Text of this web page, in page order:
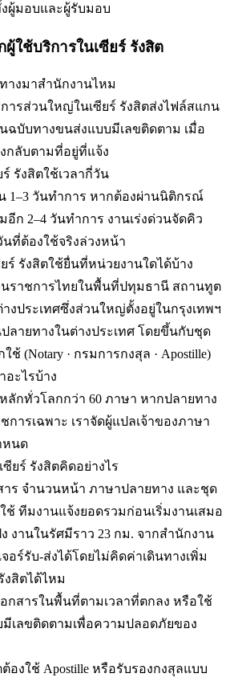
ผู้มอบและผู้รับมอบ
ใช้บริการในเซียร์ รังสิต
างมาสำนักงานไหม
ารส่วนใหญ่ในเซียร์ รังสิตส่งไฟล์สแกน
ฉบับทางขนส่งแบบมีเลขติดตาม เมื่อ
งกลับตามที่อยู่ที่แจ้ง
รังสิตใช้เวลากี่วัน
1–3 วันทำการ หากต้องผ่านนิติกรณ์
อีก 2–4 วันทำการ งานเร่งด่วนจัดคิว
นที่ต้องใช้จริงล่วงหน้า
ร์ รังสิตใช้ยื่นที่หน่วยงานใดได้บ้าง
ราชการไทยในพื้นที่ปทุมธานี สถานทูต
งประเทศซึ่งส่วนใหญ่ตั้งอยู่ในกรุงเทพฯ
ลายทางในต่างประเทศ โดยขึ้นกับชุด
ช้ (Notary · กรมการกงสุล · Apostille)
อะไรบ้าง
กทั่วโลกกว่า 60 ภาษา หากปลายทาง
การเฉพาะ เราจัดผู้แปลเจ้าของภาษา
หนด
ยร์ รังสิตคิดอย่างไร
ร จำนวนหน้า ภาษาปลายทาง และชุด
ช้ ทีมงานแจ้งยอดรวมก่อนเริ่มงานเสมอ
งานในรัศมีราว 23 กม. จากสำนักงาน
อร์รับ-ส่งได้โดยไม่คิดค่าเดินทางเพิ่ม
งสิตได้ไหม
อกสารในพื้นที่ตามเวลาที่ตกลง หรือใช้
เลขติดตามเพื่อความปลอดภัยของ
ต้องใช้ Apostille หรือรับรองกงสุลแบบ